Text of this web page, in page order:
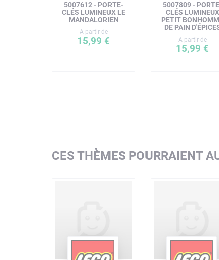
5007612 - PORTE-
CLÉS LUMINEUX LE
MANDALORIEN
A partir de
15,99 €
5007809 -
CLÉS LUMINEUX
PETIT
DE PAIN
A partir de
15,99 €
CES THÈMES POURRAIENT